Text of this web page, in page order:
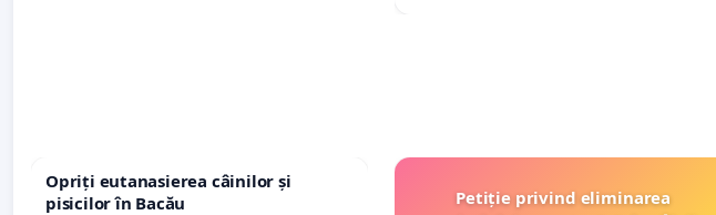
Opriți eutanasierea câinilor și
pisicilor în Bacău
Petiție privind eliminarea